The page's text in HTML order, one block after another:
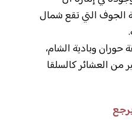
الجوف التي تقع شمال
وبادية الشام،
من العشائر كالسلقا